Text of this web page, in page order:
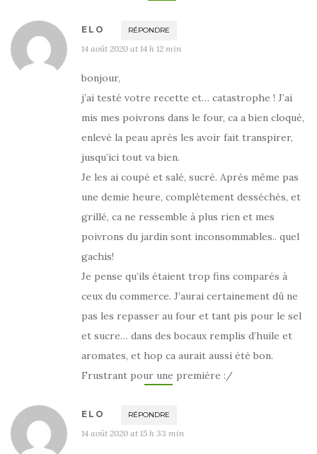
ELO RÉPONDRE
14 août 2020 at 14 h 12 min
bonjour,
j’ai testé votre recette et… catastrophe ! J’ai
mis mes poivrons dans le four, ca a bien cloqué,
enlevé la peau après les avoir fait transpirer,
jusqu’ici tout va bien.
Je les ai coupé et salé, sucré. Après même pas
une demie heure, complètement desséchés, et
grillé, ca ne ressemble à plus rien et mes
poivrons du jardin sont inconsommables.. quel
gachis!
Je pense qu’ils étaient trop fins comparés à
ceux du commerce. J’aurai certainement dû ne
pas les repasser au four et tant pis pour le sel
et sucre… dans des bocaux remplis d’huile et
aromates, et hop ca aurait aussi été bon.
Frustrant pour une première :/
ELO RÉPONDRE
14 août 2020 at 15 h 33 min